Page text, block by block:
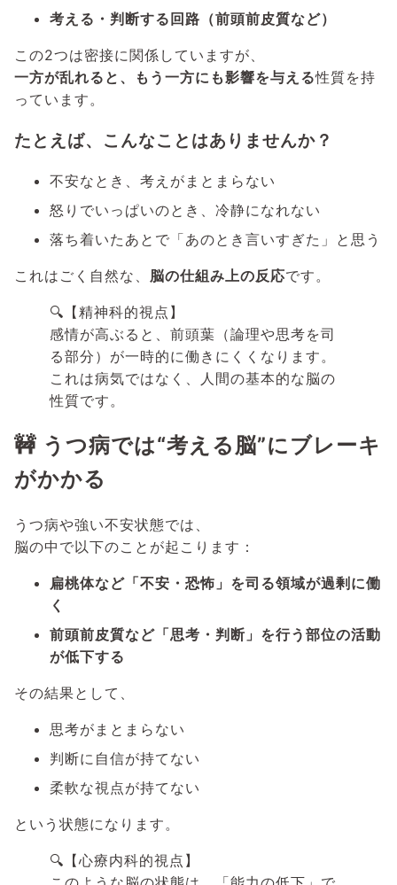
考える・判断する回路（前頭前皮質など）
この2つは密接に関係していますが、
一方が乱れると、もう一方にも影響を与える性質を持
っています。
たとえば、こんなことはありませんか？
不安なとき、考えがまとまらない
怒りでいっぱいのとき、冷静になれない
落ち着いたあとで「あのとき言いすぎた」と思う
これはごく自然な、 脳の仕組み上の反応です。
🔍【精神科的視点】
感情が高ぶると、前頭葉（論理や思考を司
る部分）が一時的に働きにくくなります。
これは病気ではなく、人間の基本的な脳の
性質です。
🚧 うつ病では“考える脳”にブレーキ
がかかる
うつ病や強い不安状態では、
脳の中で以下のことが起こります：
扁桃体など「不安・恐怖」を司る領域が過剰に働
く
前頭前皮質など「思考・判断」を行う部位の活動
が低下する
その結果として、
思考がまとまらない
判断に自信が持てない
柔軟な視点が持てない
という状態になります。
🔍【心療内科的視点】